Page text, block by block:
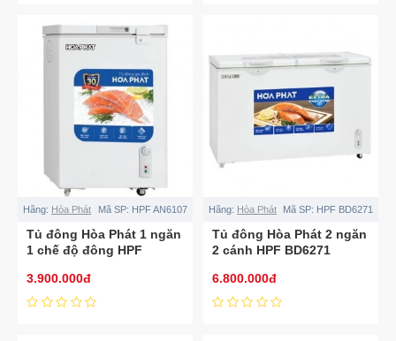
Hãng: Hòa Phát Mã SP: HPF AN6107
Tủ đông Hòa Phát 1 ngăn
1 chế độ đông HPF
3.900.000đ
Hãng: Hòa Phát Mã SP: HPF BD6271
Tủ đông Hòa Phát 2 ngăn
2 cánh HPF BD6271
6.800.000đ